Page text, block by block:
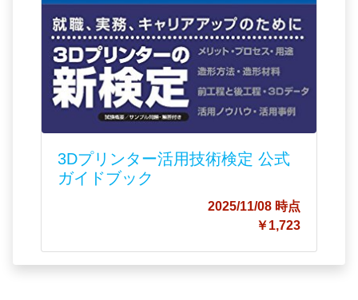
3Dプリンター活用技術検定 公式
ガイドブック
2025/11/08 時点
￥1,723